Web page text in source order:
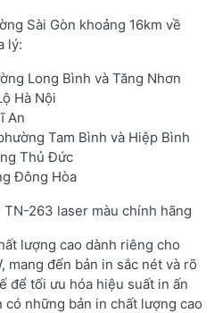
Sài Gòn khoảng 16km về
lý:
Long Bình và Tăng Nhơn
Hà Nội
An
Tam Bình và Hiệp Bình
Thủ Đức
Đông Hòa
263 laser màu chính hãng
lượng cao dành riêng cho
mang đến bản in sắc nét và rõ
để tối ưu hóa hiệu suất in ấn
những bản in chất lượng cao